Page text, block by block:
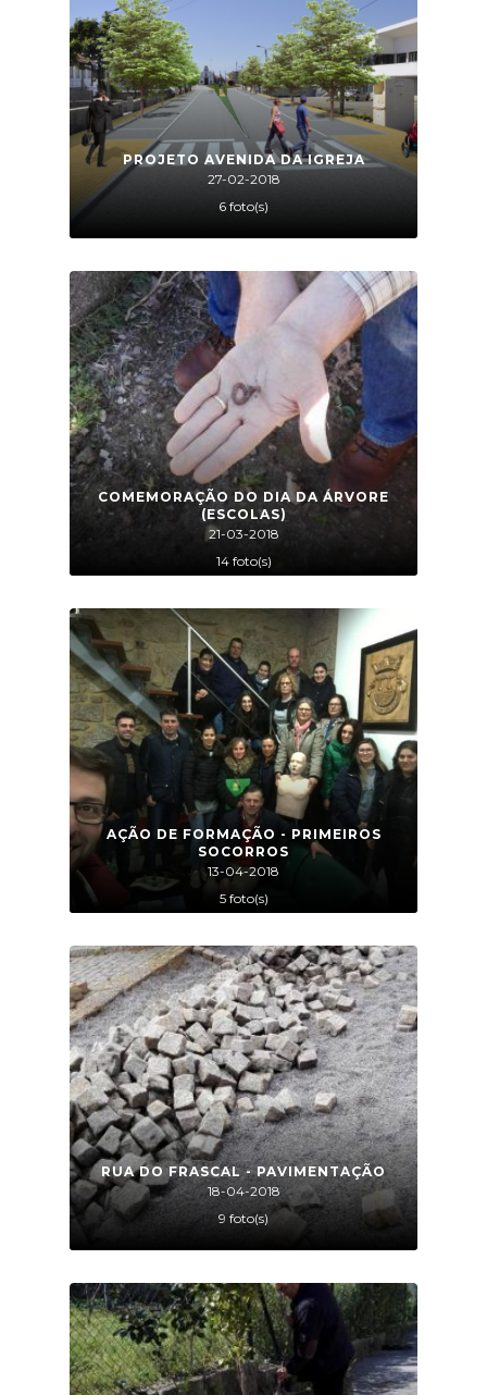
PROJETO AVENIDA DA IGREJA
27-02-2018
6 foto(s)
COMEMORAÇÃO DO DIA DA ÁRVORE
(ESCOLAS)
21-03-2018
14 foto(s)
AÇÃO DE FORMAÇÃO - PRIMEIROS
SOCORROS
13-04-2018
5 foto(s)
RUA DO FRASCAL - PAVIMENTAÇÃO
18-04-2018
9 foto(s)